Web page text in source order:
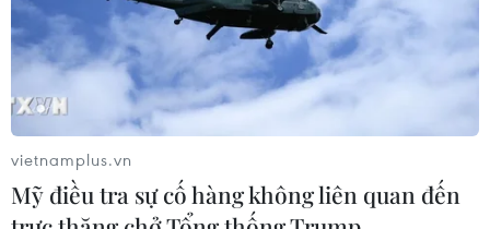
vietnamplus.vn
Mỹ điều tra sự cố hàng không liên quan đến